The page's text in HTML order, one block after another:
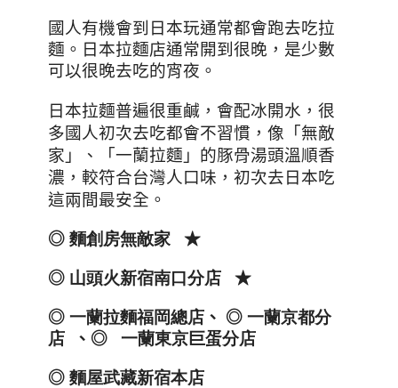
國人有機會到日本玩通常都會跑去吃拉
麵。日本拉麵店通常開到很晚，是少數
可以很晚去吃的宵夜。
日本拉麵普遍很重鹹，會配冰開水，很
多國人初次去吃都會不習慣，像「無敵
家」、「一蘭拉麵」的豚骨湯頭溫順香
濃，較符合台灣人口味，初次去日本吃
這兩間最安全。
◎ 麵創房無敵家 ★
◎ 山頭火新宿南口分店 ★
◎ 一蘭拉麵福岡總店 、 ◎ 一蘭京都分
店
、◎ 一蘭東京巨蛋分店
◎ 麵屋武藏新宿本店